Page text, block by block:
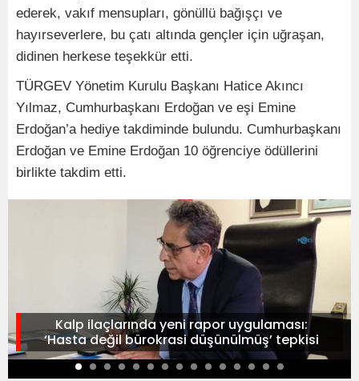
ederek, vakıf mensupları, gönüllü bağışçı ve
hayırseverlere, bu çatı altında gençler için uğraşan,
didinen herkese teşekkür etti.
TÜRGEV Yönetim Kurulu Başkanı Hatice Akıncı
Yılmaz, Cumhurbaşkanı Erdoğan ve eşi Emine
Erdoğan’a hediye takdiminde bulundu. Cumhurbaşkanı
Erdoğan ve Emine Erdoğan 10 öğrenciye ödüllerini
birlikte takdim etti.
Kalp ilaçlarında yeni rapor uygulaması:
‘Hasta değil bürokrasi düşünülmüş’ tepkisi